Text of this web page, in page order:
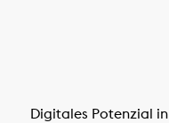
Digitales Potenzial in